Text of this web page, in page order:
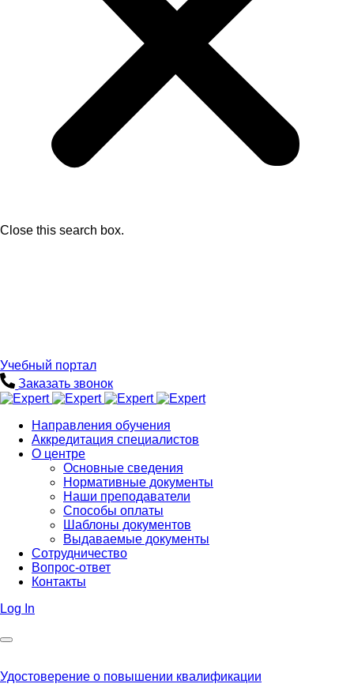
Close this search box.
Учебный портал
Заказать звонок
Направления обучения
Аккредитация специалистов
О центре
Основные сведения
Нормативные документы
Наши преподаватели
Способы оплаты
Шаблоны документов
Выдаваемые документы
Сотрудничество
Вопрос-ответ
Контакты
Log In
Удостоверение о повышении квалификации